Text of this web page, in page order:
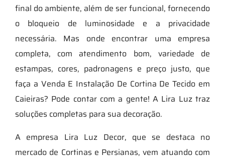
final do ambiente, além de ser funcional, fornecendo
o bloqueio de luminosidade e a privacidade
necessária. Mas onde encontrar uma empresa
completa, com atendimento bom, variedade de
estampas, cores, padronagens e preço justo, que
faça a Venda E Instalação De Cortina De Tecido em
Caieiras? Pode contar com a gente! A Lira Luz traz
soluções completas para sua decoração.
A empresa Lira Luz Decor, que se destaca no
mercado de Cortinas e Persianas, vem atuando com